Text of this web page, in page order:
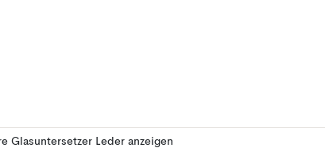
Glasuntersetzer Leder anzeigen